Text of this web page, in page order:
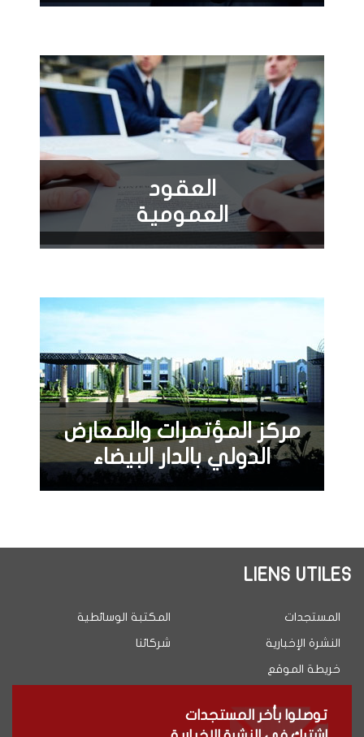
العقود
العمومية
مركز المؤتمرات والمعارض
الدولي بالدار البيضاء
LIENS UTILES
المستجدات
النشرة الإخبارية
خريطة الموقع
المكتبة الوسائطية
شركائنا
توصلوا بأخر المستجدات